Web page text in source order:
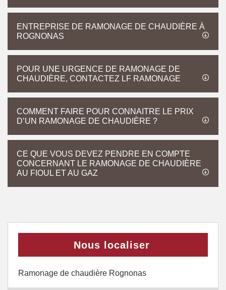
ENTREPRISE DE RAMONAGE DE CHAUDIÈRE À
ROGNONAS
POUR UNE URGENCE DE RAMONAGE DE
CHAUDIÈRE, CONTACTEZ LF RAMONAGE
COMMENT FAIRE POUR CONNAITRE LE PRIX
D’UN RAMONAGE DE CHAUDIÈRE ?
CE QUE VOUS DEVEZ PENDRE EN COMPTE
CONCERNANT LE RAMONAGE DE CHAUDIÈRE
AU FIOUL ET AU GAZ
Nous localiser
Ramonage de chaudière Rognonas